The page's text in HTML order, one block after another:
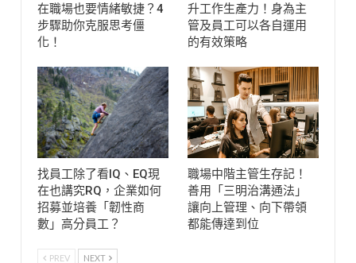
在職場也要情緒敏捷？4
步驟助你克服思考僵
化！
升工作生產力！身為主
管及員工可以各自運用
的有效策略
找員工除了看IQ、EQ現
在也講究RQ，企業如何
招募並培養「韌性商
數」高分員工？
職場中階主管生存記！
善用「三明治溝通法」
讓向上管理、向下帶領
都能傳達到位
PREV NEXT